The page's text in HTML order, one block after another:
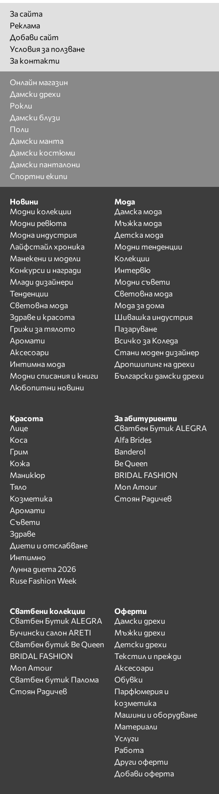
За сайта
Реклама
Добави сайт
Условия за ползване
За контакти
Онлайн магазин
Дамски дрехи
Рокли
Дамски блузи
Поли
Дамски манта
Дамски костюми
Дамски панталони
Спортни екипи
Новини
Модни колекции
Модни ревюта
Модна индустрия
Лайфстайл хроника
Манекени и модели
Конкурси и награди
Млади дизайнери
Тенденции
Световна мода
Здраве и красота
Грижи за тялото
Аромати
Аксесоари
Интимна мода
Модни списания и книги
Любопитни новини
Мода
Дамска мода
Мъжка мода
Детска мода
Модни тенденции
Колекции
Интервю
Модни съвети
Световна мода
Мода за дома
Шивашка индустрия
Пазаруване
Всичко за Коледа
Стани моден дизайнер
Дропшипинг на дрехи
Български дамски дрехи
Красота
Лице
Коса
Грим
Кожа
Маникюр
Тяло
Козметика
Аромати
Съвети
Здраве
Диети и отслабване
Интимно
Лунна диета 2026
Ruse Fashion Week
За абитуриенти
Сватбен Бутик ALEGRA
Alfa Brides
Banderol
Be Queen
BRIDAL FASHION
Mon Amour
Стоян Радичев
Сватбени колекции
Сватбен Бутик ALEGRA
Бучински салон ARETI
Сватбен бутик Be Queen
BRIDAL FASHION
Mon Amour
Сватбен бутик Палома
Стоян Радичев
Оферти
Дамски дрехи
Мъжки дрехи
Детски дрехи
Текстил и прежди
Аксесоари
Обувки
Парфюмерия и
козметика
Машини и оборудване
Материали
Услуги
Работа
Други оферти
Добави оферта